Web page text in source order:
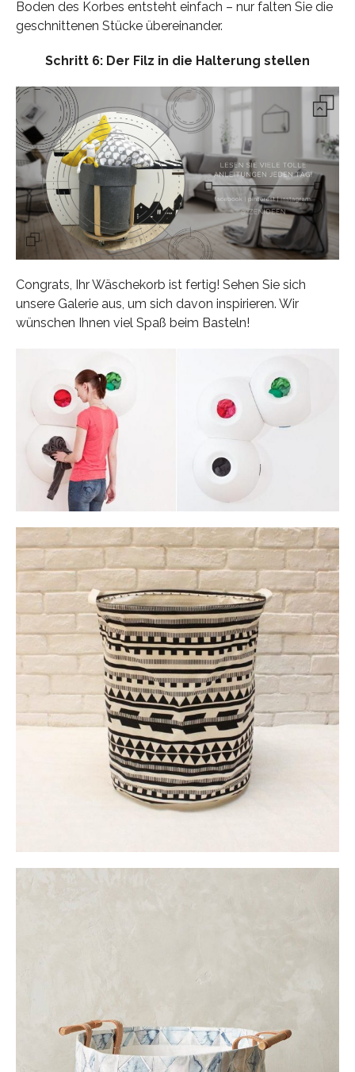
Boden des Korbes entsteht einfach – nur falten Sie die
geschnittenen Stücke übereinander.
Schritt 6: Der Filz in die Halterung stellen
Congrats, Ihr Wäschekorb ist fertig! Sehen Sie sich
unsere Galerie aus, um sich davon inspirieren. Wir
wünschen Ihnen viel Spaß beim Basteln!